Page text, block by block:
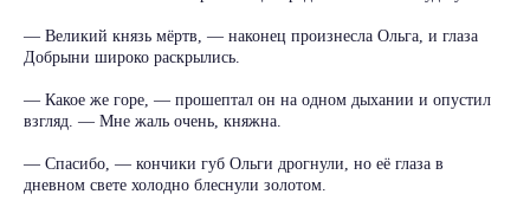
— Великий князь мёртв, — наконец произнесла Ольга, и глаза
Добрыни широко раскрылись.
— Какое же горе, — прошептал он на одном дыхании и опустил
взгляд. — Мне жаль очень, княжна.
— Спасибо, — кончики губ Ольги дрогнули, но её глаза в
дневном свете холодно блеснули золотом.